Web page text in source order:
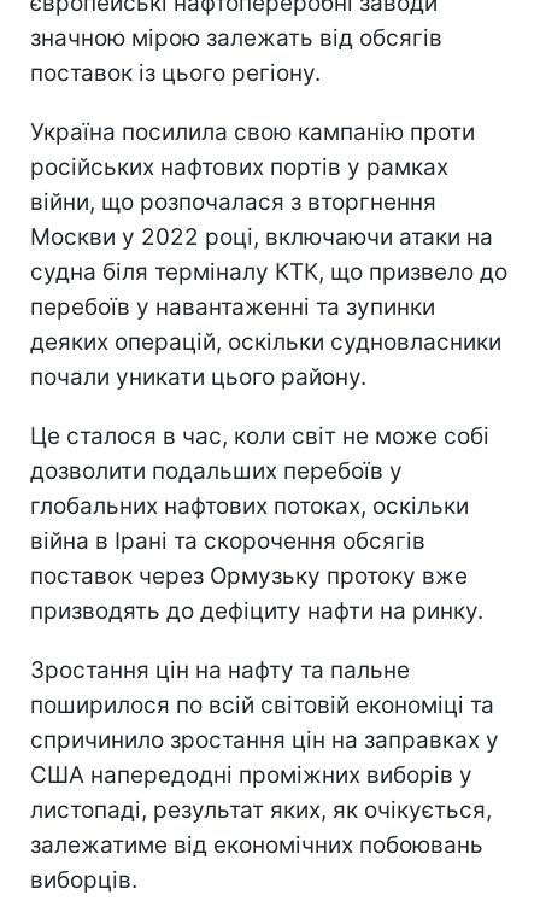
значною мірою залежать від обсягів
поставок із цього регіону.
Україна посилила свою кампанію проти
російських нафтових портів у рамках
війни, що розпочалася з вторгнення
Москви у 2022 році, включаючи атаки на
судна біля терміналу КТК, що призвело до
перебоїв у навантаженні та зупинки
деяких операцій, оскільки судновласники
почали уникати цього району.
Це сталося в час, коли світ не може собі
дозволити подальших перебоїв у
глобальних нафтових потоках, оскільки
війна в Ірані та скорочення обсягів
поставок через Ормузьку протоку вже
призводять до дефіциту нафти на ринку.
Зростання цін на нафту та пальне
поширилося по всій світовій економіці та
спричинило зростання цін на заправках у
США напередодні проміжних виборів у
листопаді, результат яких, як очікується,
залежатиме від економічних побоювань
виборців.